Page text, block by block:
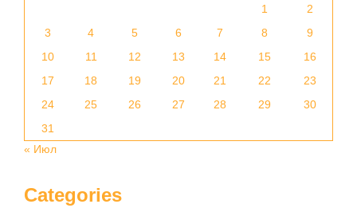
1
2
3
4 5 6 7 8
9
10
11 12 13 14 15
16
17
18 19 20 21 22
23
24
25 26 27 28 29
30
31
« Июл
Categories